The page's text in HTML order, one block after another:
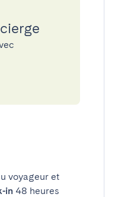
voyageur et
in 48 heures